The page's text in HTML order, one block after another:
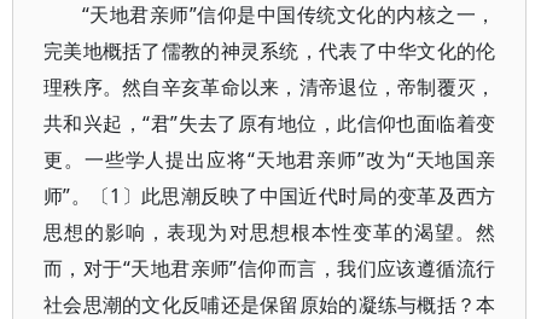
“天地君亲师”信仰是中国传统文化的内核之一，
完美地概括了儒教的神灵系统，代表了中华文化的伦
理秩序。然自辛亥革命以来，清帝退位，帝制覆灭，
共和兴起，“君”失去了原有地位，此信仰也面临着变
更。一些学人提出应将“天地君亲师”改为“天地国亲
师”。〔1〕此思潮反映了中国近代时局的变革及西方
思想的影响，表现为对思想根本性变革的渴望。然
而，对于“天地君亲师”信仰而言，我们应该遵循流行
社会思潮的文化反哺还是保留原始的凝练与概括？本